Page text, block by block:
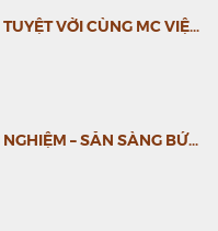
TRẢI NGHIỆM TUYỆT VỜI CÙNG MC VIỆT NAM
DU LỊCH TRẢI NGHIỆM – SẴN SÀNG BỨT PHÁ CÙNG MC VIỆT NAM